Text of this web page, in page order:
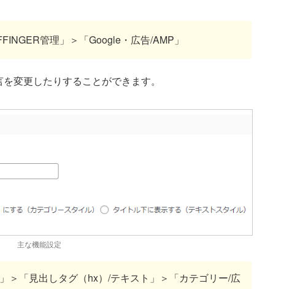
管理」＞「Google・広告/AMP」
変更したりすることができます。
主な機能設定
＞「見出しタグ（hx）/テキスト」＞「カテゴリー/広